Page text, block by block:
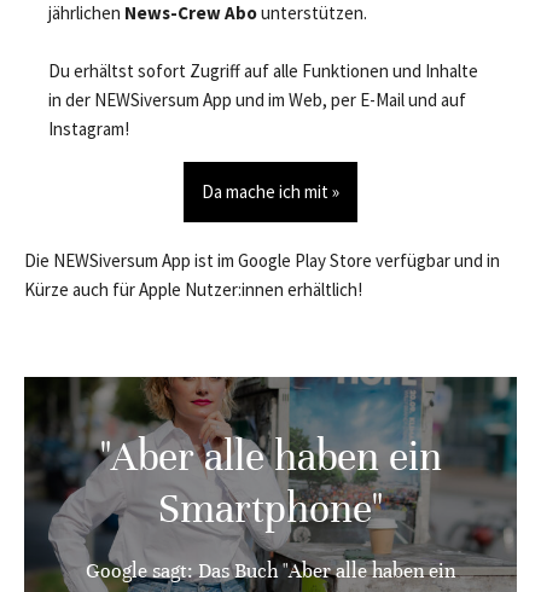
jährlichen News-Crew Abounterstützen.
Du erhältst sofort Zugriff auf alle Funktionen und Inhalte
in der NEWSiversum App und im Web, per E-Mail und auf
Instagram!
Da mache ich mit »
Die NEWSiversum App ist im Google Play Store verfügbar und in
Kürze auch für Apple Nutzer:innen erhältlich!
"Aber alle haben ein
Smartphone"
Google sagt: Das Buch "Aber alle haben ein